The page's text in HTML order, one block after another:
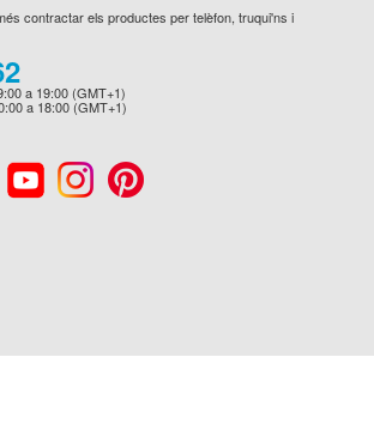
contractar els productes per telèfon, truqui'ns i
a 19:00 (GMT+1)
a 18:00 (GMT+1)